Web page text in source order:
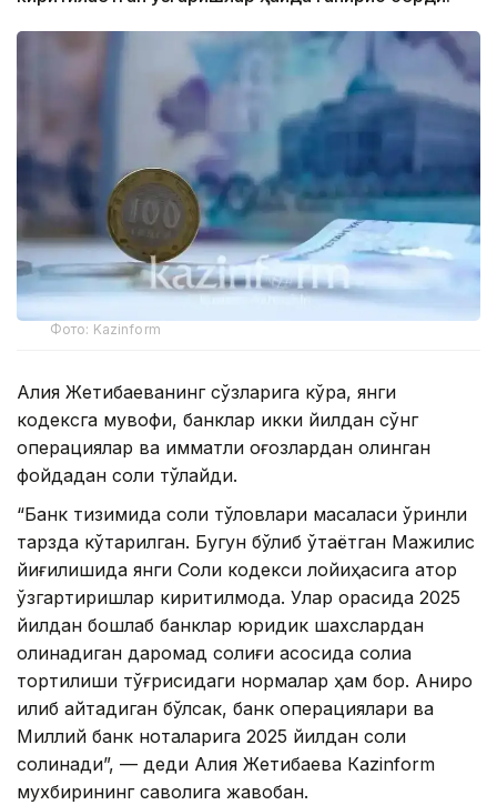
Фото: Kazinform
Алия Жетибаеванинг сўзларига кўра, янги
кодексга мувофиқ, банклар икки йилдан сўнг
операциялар ва қимматли қоғозлардан олинган
фойдадан солиқ тўлайди.
“Банк тизимида солиқ тўловлари масаласи ўринли
тарзда кўтарилган. Бугун бўлиб ўтаётган Мажилис
йиғилишида янги Солиқ кодекси лойиҳасига қатор
ўзгартиришлар киритилмоқда. Улар орасида 2025
йилдан бошлаб банклар юридик шахслардан
олинадиган даромад солиғи асосида солиққа
тортилиши тўғрисидаги нормалар ҳам бор. Аниқроқ
қилиб айтадиган бўлсак, банк операциялари ва
Миллий банк ноталарига 2025 йилдан солиқ
солинади”, — деди Алия Жетибаева Кazinform
мухбирининг саволига жавобан.